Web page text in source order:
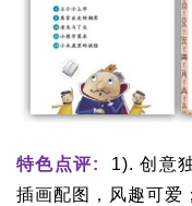
特色点评:
1). 创意
插画配图，风趣可爱